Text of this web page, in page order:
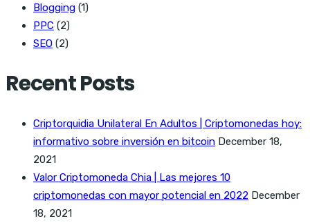
Blogging (1)
PPC (2)
SEO (2)
Recent Posts
Criptorquidia Unilateral En Adultos | Criptomonedas hoy:
informativo sobre inversión en bitcoin December 18,
2021
Valor Criptomoneda Chia | Las mejores 10
criptomonedas con mayor potencial en 2022 December
18, 2021